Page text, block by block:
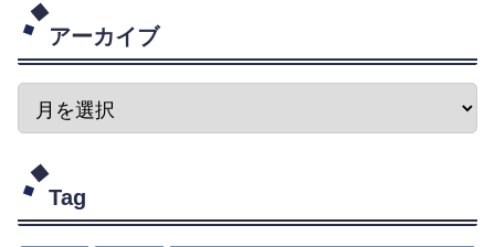
アーカイブ
Tag